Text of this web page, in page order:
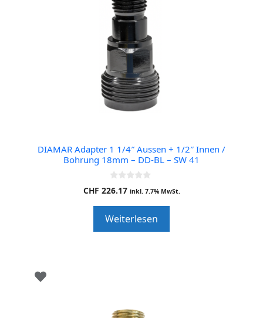
DIAMAR Adapter 1 1/4″ Aussen + 1/2″ Innen /
Bohrung 18mm – DD-BL – SW 41
0
o
o
f
5
CHF 226.17 inkl. 7.7% MwSt.
Weiterlesen